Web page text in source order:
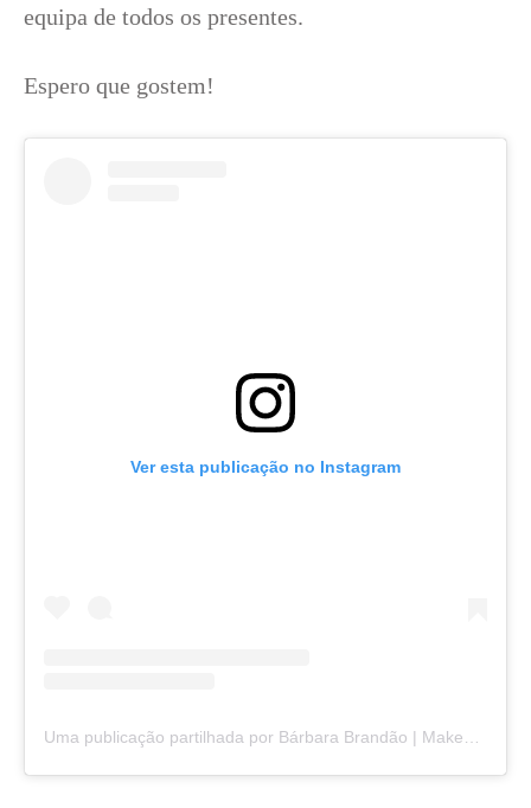
equipa de todos os presentes.
Espero que gostem!
Ver esta publicação no Instagram